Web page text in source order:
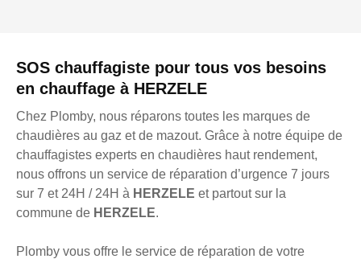
SOS chauffagiste pour tous vos besoins
en chauffage à HERZELE
Chez Plomby, nous réparons toutes les marques de
chaudières au gaz et de mazout. Grâce à notre équipe de
chauffagistes experts en chaudières haut rendement,
nous offrons un service de réparation d’urgence 7 jours
sur 7 et 24H / 24H à HERZELE et partout sur la
commune de HERZELE.
Plomby vous offre le service de réparation de votre